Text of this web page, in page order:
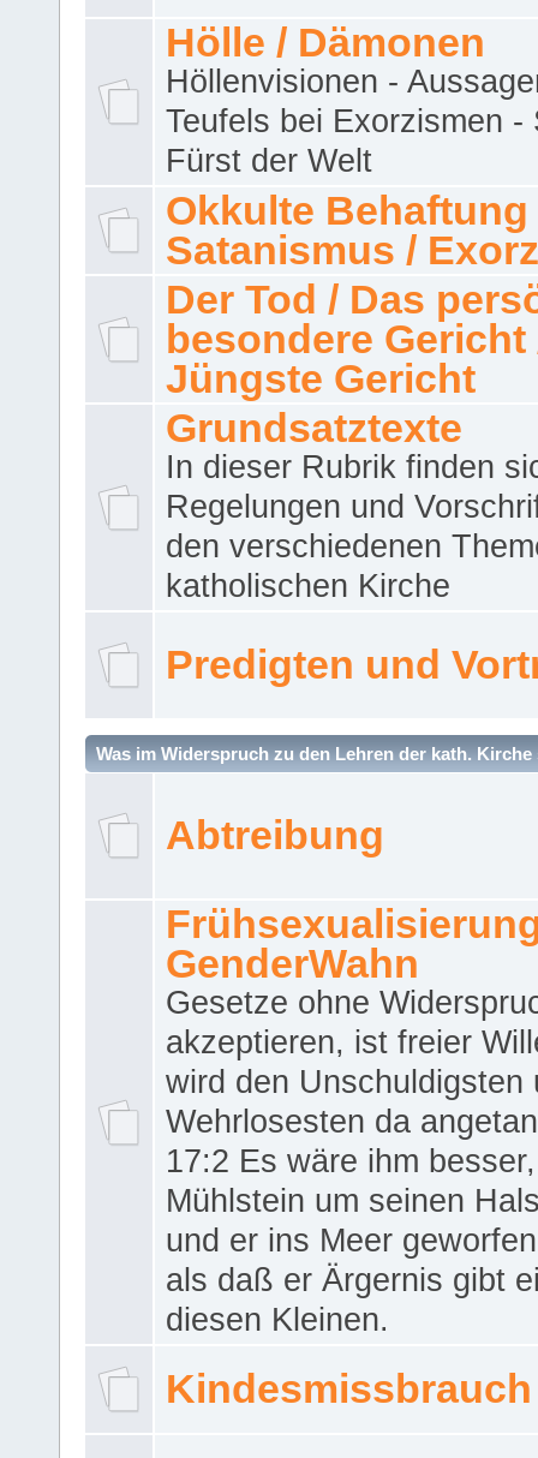
Hölle / Dämonen
Höllenvisionen -
Teufels bei Exorzismen -
Fürst der Welt
Okkulte Behaftung
Satanismus /
Der Tod / Das
besondere Gericht
Jüngste Gericht
Grundsatztexte
In dieser Rubrik finden
Regelungen und
den verschiedenen
katholischen Kirche
Predigten und
Was im Widerspruch zu den Lehren der kath. Kirche
Abtreibung
GenderWahn
Gesetze ohne
akzeptieren, ist freier
wird den Unschuldigsten
Wehrlosesten da
17:2 Es wäre ihm
Mühlstein um seinen
und er ins Meer
als daß er Ärgernis gibt
diesen Kleinen.
Kindesmissbrauch